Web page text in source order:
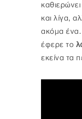
και λίγα,
ακόμα ένα.
έφερε το
εκείνα τα